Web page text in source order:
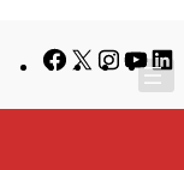
Facebook
X